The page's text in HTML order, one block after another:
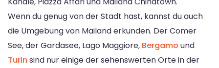
Wenn du genug von der Stadt hast, kannst du auch
die Umgebung von Mailand erkunden. Der Comer
See, der Gardasee, Lago Maggiore, Bergamo und
Turin sind nur einige der sehenswerten Orte in der